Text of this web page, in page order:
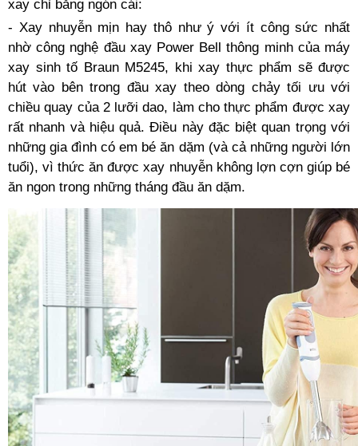
xay chỉ bằng ngón cái:
- Xay nhuyễn mịn hay thô như ý với ít công sức nhất
nhờ công nghệ đầu xay Power Bell thông minh của máy
xay sinh tố Braun M5245, khi xay thực phẩm sẽ được
hút vào bên trong đầu xay theo dòng chảy tối ưu với
chiều quay của 2 lưỡi dao, làm cho thực phẩm được xay
rất nhanh và hiệu quả. Điều này đặc biệt quan trọng với
những gia đình có em bé ăn dặm (và cả những người lớn
tuổi), vì thức ăn được xay nhuyễn không lợn cợn giúp bé
ăn ngon trong những tháng đầu ăn dặm.